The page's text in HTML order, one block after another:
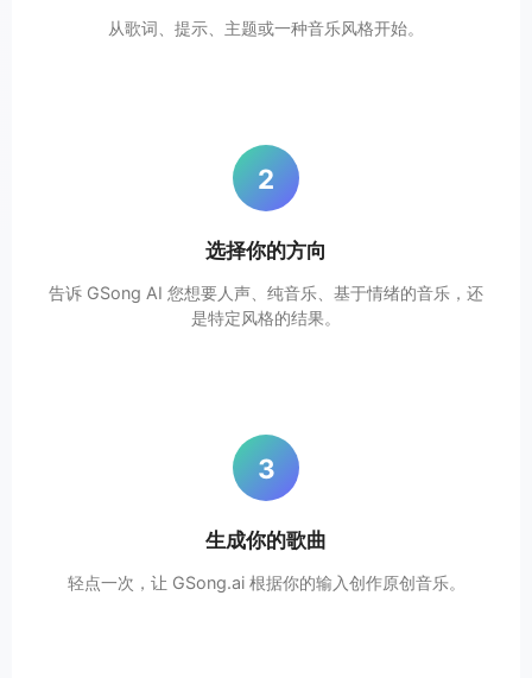
从歌词、提示、主题或一种音乐风格开始。
2
选择你的方向
告诉 GSong AI 您想要人声、纯音乐、基于情绪的音乐，还
是特定风格的结果。
3
生成你的歌曲
轻点一次，让 GSong.ai 根据你的输入创作原创音乐。